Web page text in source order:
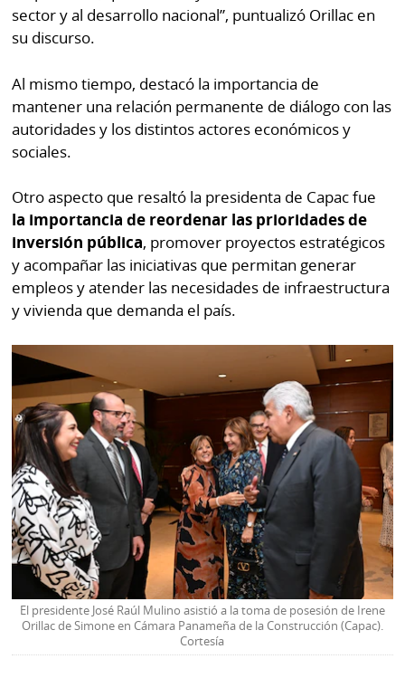
Panamá
Tiquetes
Cero
KM
Club
La
Busca
Fácil
⌾
Hoy
⌾
Sábado
Picante
⌾
Repregunta
⌾
Cual
⌾
Sabrina
Sin
Censura
sector y al desarrollo nacional”, puntualizó Orillac en
su discurso.
Al mismo tiempo, destacó la importancia de
mantener una relación permanente de diálogo con las
autoridades y los distintos actores económicos y
sociales.
Otro aspecto que resaltó la presidenta de Capac fue
la importancia de reordenar las prioridades de
inversión pública, promover proyectos estratégicos
y acompañar las iniciativas que permitan generar
empleos y atender las necesidades de infraestructura
y vivienda que demanda el país.
El presidente José Raúl Mulino asistió a la toma de posesión de Irene
Orillac de Simone en Cámara Panameña de la Construcción (Capac).
Cortesía